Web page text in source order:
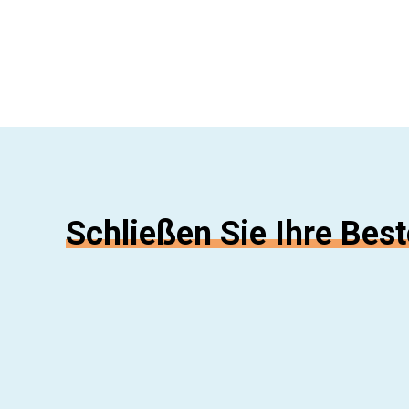
Schließen Sie Ihre